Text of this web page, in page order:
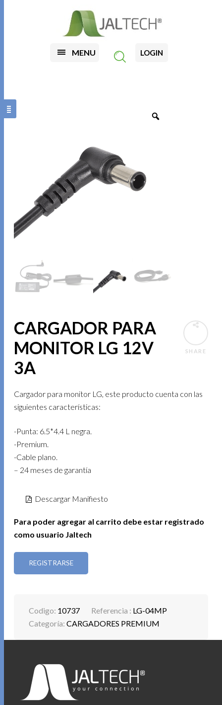
MENU LOGIN
SHARE
CARGADOR PARA
MONITOR LG 12V
3A
Cargador para monitor LG, este producto cuenta con las
siguientes características:
-Punta: 6.5*4.4 L negra.
-Premium.
-Cable plano.
– 24 meses de garantía
Descargar Manifiesto
Para poder agregar al carrito debe estar registrado
como usuario Jaltech
REGISTRARSE
Codigo: 10737 Referencia : LG-04MP
Categoría:CARGADORES PREMIUM